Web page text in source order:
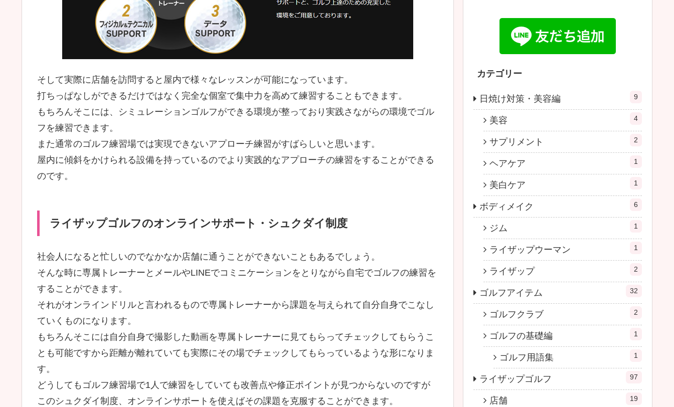
そして実際に店舗を訪問すると屋内で様々なレッスンが可能になっています。
打ちっぱなしができるだけではなく完全な個室で集中力を高めて練習することもできます。
もちろんそこには、シミュレーションゴルフができる環境が整っており実践さながらの環境でゴル
フを練習できます。
また通常のゴルフ練習場では実現できないアプローチ練習がすばらしいと思います。
屋内に傾斜をかけられる設備を持っているのでより実践的なアプローチの練習をすることができる
のです。
ライザップゴルフのオンラインサポート・シュクダイ制度
社会人になると忙しいのでなかなか店舗に通うことができないこともあるでしょう。
そんな時に専属トレーナーとメールやLINEでコミニケーションをとりながら自宅でゴルフの練習を
することができます。
それがオンラインドリルと言われるもので専属トレーナーから課題を与えられて自分自身でこなし
ていくものになります。
もちろんそこには自分自身で撮影した動画を専属トレーナーに見てもらってチェックしてもらうこ
とも可能ですから距離が離れていても実際にその場でチェックしてもらっているような形になりま
す。
どうしてもゴルフ練習場で1人で練習をしていても改善点や修正ポイントが見つからないのですが
このシュクダイ制度、オンラインサポートを使えばその課題を克服することができます。
カテゴリー
日焼け対策・美容編 9
美容 4
サプリメント 2
ヘアケア 1
美白ケア 1
ボディメイク 6
ジム 1
ライザップウーマン 1
ライザップ 2
ゴルフアイテム 32
ゴルフクラブ 2
ゴルフの基礎編 1
ゴルフ用語集 1
ライザップゴルフ 97
店舗 19